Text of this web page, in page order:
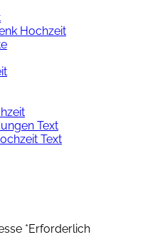
Hochzeit
Text
Text
*Erforderlich